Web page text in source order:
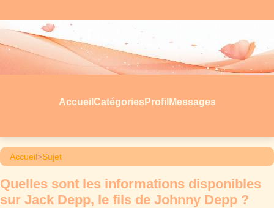
Accueil Catégories Profil Messages
Accueil>Sujet
Quelles sont les informations disponibles
sur Jack Depp, le fils de Johnny Depp ?